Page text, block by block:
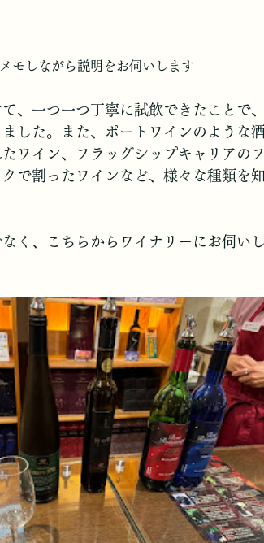
モしながら説明をお伺いします
、一つ一つ丁寧に試飲できたことで、
した。また、ポートワインのような酒
ワイン、フラッグシップキャリアのフ
で割ったワインなど、様々な種類を知
く、こちらからワイナリーにお伺いし